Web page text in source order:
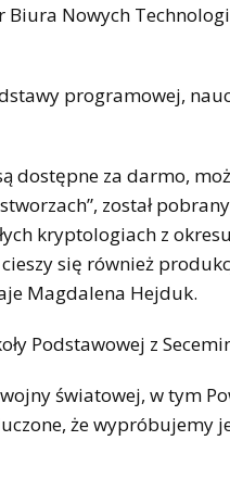
Nowych
programowej,
dostępne za darmo,
został
kryptologiach z
się również
Magdalena Hejduk.
Podstawowej z
światowej, w tym
że wypróbujemy